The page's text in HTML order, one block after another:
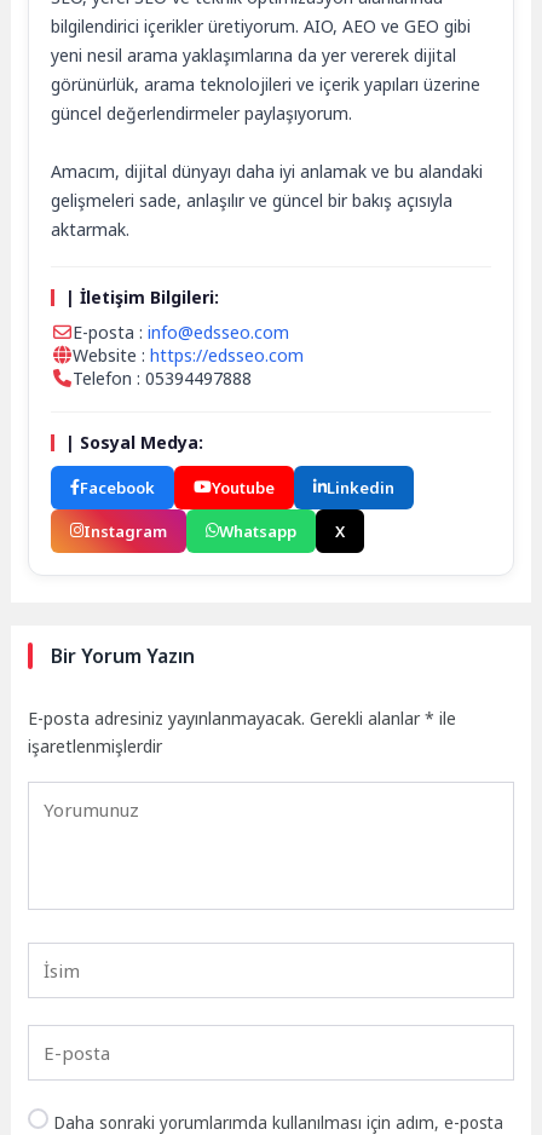
bilgilendirici içerikler üretiyorum. AIO, AEO ve GEO gibi
yeni nesil arama yaklaşımlarına da yer vererek dijital
görünürlük, arama teknolojileri ve içerik yapıları üzerine
güncel değerlendirmeler paylaşıyorum.
Amacım, dijital dünyayı daha iyi anlamak ve bu alandaki
gelişmeleri sade, anlaşılır ve güncel bir bakış açısıyla
aktarmak.
| İletişim Bilgileri:
E-posta :info@edsseo.com
Website :https://edsseo.com
Telefon : 05394497888
| Sosyal Medya:
Facebook Youtube
Linkedin
Instagram
Whatsapp X
Bir Yorum Yazın
E-posta adresiniz yayınlanmayacak. Gerekli alanlar* ile
işaretlenmişlerdir
Daha sonraki yorumlarımda kullanılması için adım, e-posta